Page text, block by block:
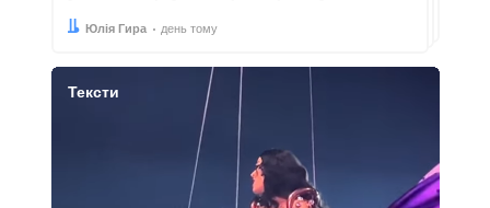
Автор:
Юлія Гира
Дата: день тому
Тексти